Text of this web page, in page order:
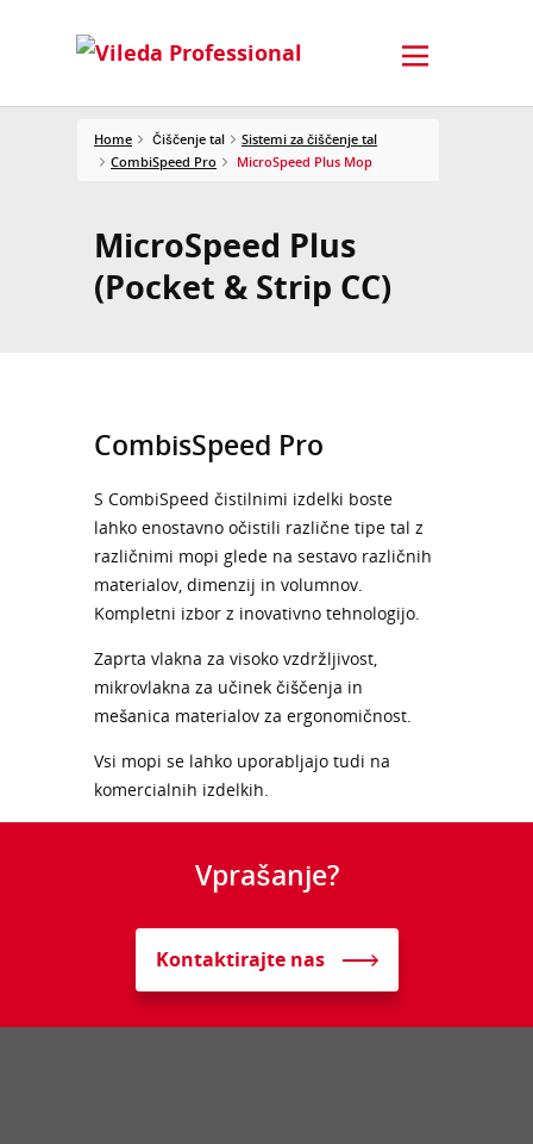
Home Čiščenje tal
Sistemi za čiščenje tal
CombiSpeed Pro
MicroSpeed Plus Mop
MicroSpeed Plus
(Pocket & Strip CC)
CombisSpeed Pro
S CombiSpeed čistilnimi izdelki boste
lahko enostavno očistili različne tipe tal z
različnimi mopi glede na sestavo različnih
materialov, dimenzij in volumnov.
Kompletni izbor z inovativno tehnologijo.
Zaprta vlakna za visoko vzdržljivost,
mikrovlakna za učinek čiščenja in
mešanica materialov za ergonomičnost.
Vsi mopi se lahko uporabljajo tudi na
komercialnih izdelkih.
Vprašanje?
Kontaktirajte nas